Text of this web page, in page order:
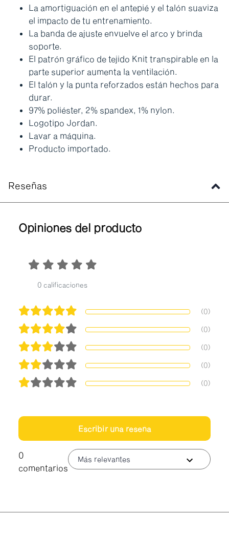
La amortiguación en el antepié y el talón suaviza
el impacto de tu entrenamiento.
La banda de ajuste envuelve el arco y brinda
soporte.
El patrón gráfico de tejido Knit transpirable en la
parte superior aumenta la ventilación.
El talón y la punta reforzados están hechos para
durar.
97% poliéster, 2% spandex, 1% nylon.
Logotipo Jordan.
Lavar a máquina.
Producto importado.
Reseñas
Opiniones del producto
0 calificaciones
(0)
(0)
(0)
(0)
(0)
Escribir una reseña
0
comentarios
Más relevantes